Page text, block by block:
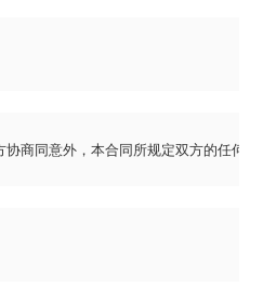
协商同意外，本合同所规定双方的任何